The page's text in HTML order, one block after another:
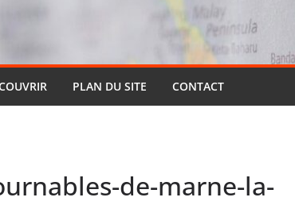
PLAN DU SITE CONTACT
de-marne-la-